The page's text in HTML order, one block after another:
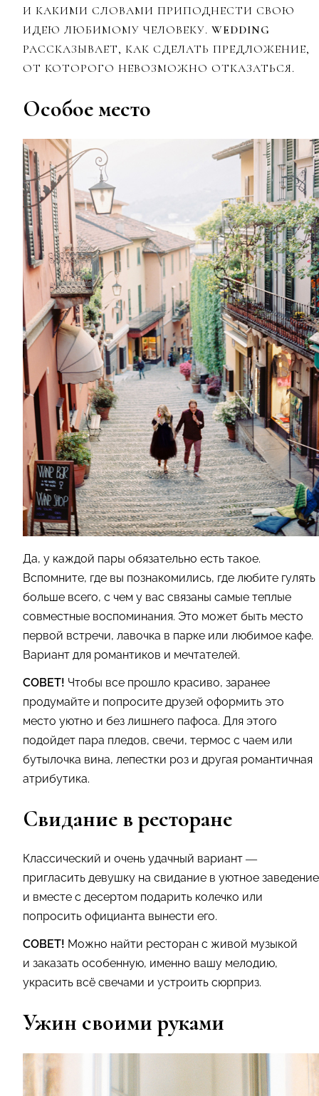
И КАКИМИ СЛОВАМИ ПРИПОДНЕСТИ СВОЮ
ИДЕЮ ЛЮБИМОМУ ЧЕЛОВЕКУ. WEDDING
РАССКАЗЫВАЕТ, КАК СДЕЛАТЬ ПРЕДЛОЖЕНИЕ,
ОТ КОТОРОГО НЕВОЗМОЖНО ОТКАЗАТЬСЯ.
Особое место
Да, у каждой пары обязательно есть такое.
Вспомните, где вы познакомились, где любите гулять
больше всего, с чем у вас связаны самые теплые
совместные воспоминания. Это может быть место
первой встречи, лавочка в парке или любимое кафе.
Вариант для романтиков и мечтателей.
СОВЕТ! Чтобы все прошло красиво, заранее
продумайте и попросите друзей оформить это
место уютно и без лишнего пафоса. Для этого
подойдет пара пледов, свечи, термос с чаем или
бутылочка вина, лепестки роз и другая романтичная
атрибутика.
Свидание в ресторане
Классический и очень удачный вариант —
пригласить девушку на свидание в уютное заведение
и вместе с десертом подарить колечко или
попросить официанта вынести его.
СОВЕТ! Можно найти ресторан с живой музыкой
и заказать особенную, именно вашу мелодию,
украсить всё свечами и устроить сюрприз.
Ужин своими руками